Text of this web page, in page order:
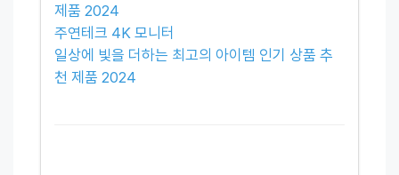
제품 2024
주연테크 4K 모니터
일상에 빛을 더하는 최고의 아이템 인기 상품 추
천 제품 2024